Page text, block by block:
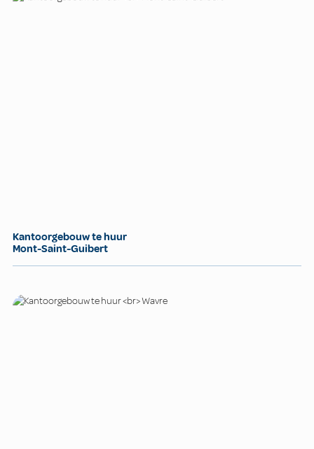
Kantoorgebouw te huur
Mont-Saint-Guibert